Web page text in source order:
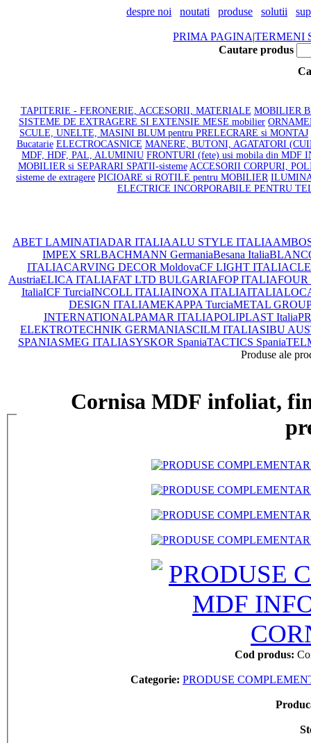
despre noi noutati produse solutii
PRIMA PAGINA|TERMENI
Cautare produs
TAPITERIE - FERONERIE, ACCESORII, MATERIALE MOBILIER
SISTEME DE EXTRAGERE SI EXTENSIE MESE mobilier
SCULE, UNELTE, MASINI BLUM pentru PRELECRARE si MONTAJ
Bucatarie ELECTROCASNICE MANERE, BUTONI, AGATATORI
MDF, HDF, PAL, ALUMINIU FRONTURI (fete) usi mobila din MDF
MOBILIER si SEPARARI SPATII-sisteme ACCESORII CORPURI,
sisteme de extragere PICIOARE si ROTILE pentru MOBILIER
ELECTRICE INCORPORABILE PENTRU
ABET LAMINATIADAR ITALIAALU STYLE ITALIA
IMPEX SRLBACHMANN GermaniaBesana Italia
ITALIACARVING DECOR MoldovaCF LIGHT ITALIA
AustriaELICA ITALIAFAT LTD BULGARIAFOP ITALIA
ItaliaICF TurciaINCOLL ITALIAINOXA ITALIAITALIA
DESIGN ITALIAMEKAPPA TurciaMETAL
INTERNATIONALPAMAR ITALIAPOLIPLAST Italia
ELEKTROTECHNIK GERMANIASCILM ITALIASIBU
SPANIASMEG ITALIASYSKOR SpaniaTACTICS Spania
Produse ale
Cornisa MDF infoliat,
Cod produs:
Categorie: PRODUSE